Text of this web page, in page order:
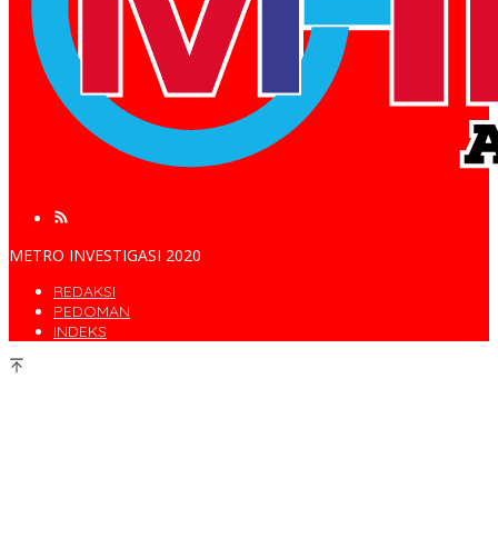
METRO INVESTIGASI 2020
REDAKSI
PEDOMAN
INDEKS